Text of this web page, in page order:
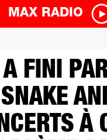
MAX RADIO
FINI
À